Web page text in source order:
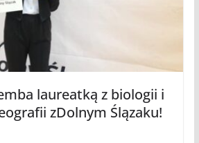
laureatką z biologii i
zDolnym Ślązaku!